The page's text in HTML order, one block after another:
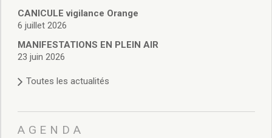
Budget de Fonctionnement
Budget d’Investissement
Conseils municipaux
Règlement du conseil municipal
Délibérations 2025
Délibérations 2022
CANICULE vigilance Orange
6 juillet 2026
MANIFESTATIONS EN PLEIN AIR
23 juin 2026
Toutes les actualités
AGENDA